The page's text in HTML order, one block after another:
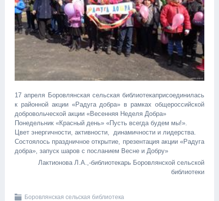
17 апреля Боровлянская сельская библиотекаприсоединилась
к районной акции «Радуга добра» в рамках общероссийской
добровольческой акции «Весенняя Неделя Добра»
Понедельник «Красный день» «Пусть всегда будем мы!».
Цвет энергичности, активности, динамичности и лидерства.
Состоялось праздничное открытие, презентация акции «Радуга
добра», запуск шаров с посланием Весне и Добру»
Лактионова Л.А.,-библиотекарь Боровлянской сельской
библиотеки
Боровлянская сельская библиотека